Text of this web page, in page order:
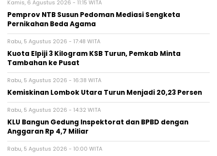
Kamis, 6 Agustus 2026 - 11:15 WITA
Pemprov NTB Susun Pedoman Mediasi Sengketa
Pernikahan Beda Agama
Rabu, 5 Agustus 2026 - 17:48 WITA
Kuota Elpiji 3 Kilogram KSB Turun, Pemkab Minta
Tambahan ke Pusat
Rabu, 5 Agustus 2026 - 16:38 WITA
Kemiskinan Lombok Utara Turun Menjadi 20,23 Persen
Rabu, 5 Agustus 2026 - 14:32 WITA
KLU Bangun Gedung Inspektorat dan BPBD dengan
Anggaran Rp 4,7 Miliar
Rabu, 5 Agustus 2026 - 10:00 WITA